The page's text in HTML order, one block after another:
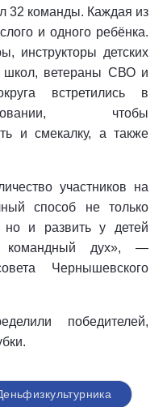
32 команды. Каждая из
и одного ребёнка.
инструкторы детских
школ, ветераны СВО и
встретились в
чтобы
и смекалку, а также
участников на
способ не только
и развить у детей
командный дух», —
Чернышевского
победителей,